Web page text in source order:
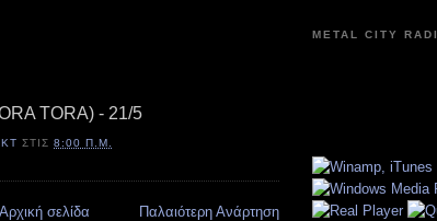
TORA) - 21/5
ΣΤΙΣ8:00 Π.Μ.
Παλαιότερη Ανάρτηση
Αρχική σελίδα
METAL CITY